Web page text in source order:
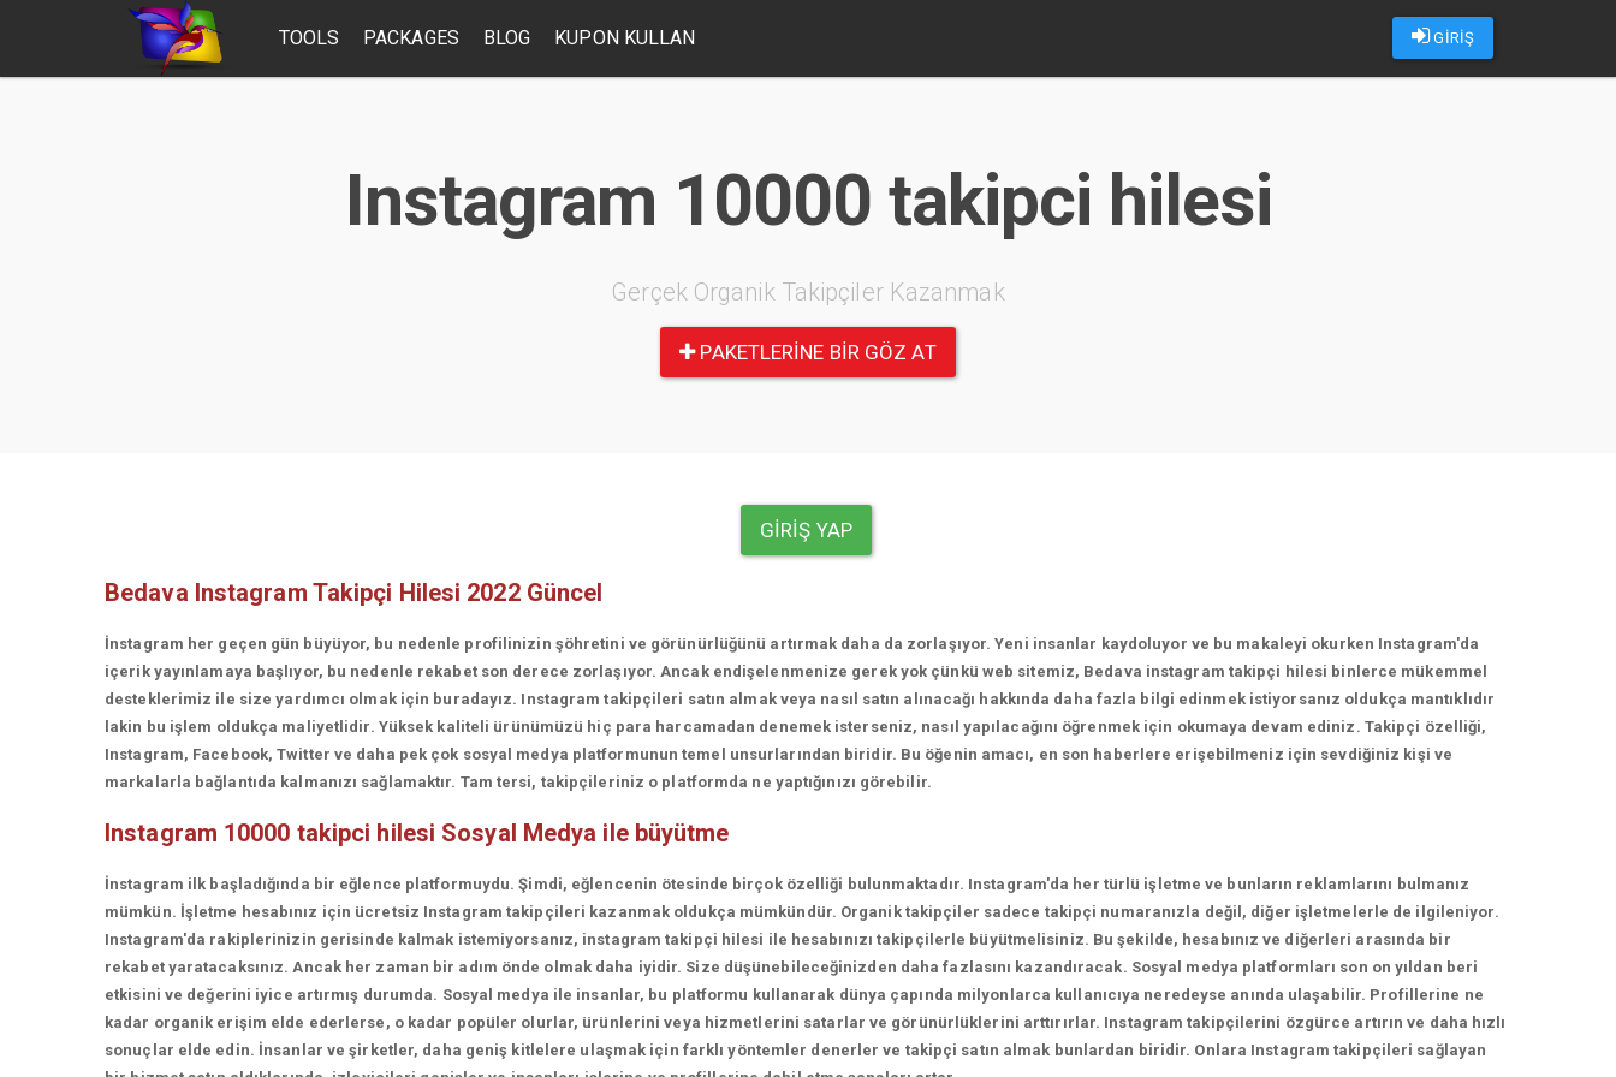
GİRİŞ
TOOLS PACKAGES BLOG KUPON KULLAN
Instagram 10000 takipci hilesi
Gerçek Organik Takipçiler Kazanmak
PAKETLERINE BIR GÖZ AT
GIRIŞ YAP
Bedava Instagram Takipçi Hilesi 2022 Güncel
İnstagram her geçen gün büyüyor, bu nedenle profilinizin şöhretini ve görünürlüğünü artırmak daha da zorlaşıyor. Yeni insanlar kaydoluyor ve bu makaleyi okurken Instagram'da
içerik yayınlamaya başlıyor, bu nedenle rekabet son derece zorlaşıyor. Ancak endişelenmenize gerek yok çünkü web sitemiz, Bedava instagram takipçi hilesi binlerce mükemmel
desteklerimiz ile size yardımcı olmak için buradayız. Instagram takipçileri satın almak veya nasıl satın alınacağı hakkında daha fazla bilgi edinmek istiyorsanız oldukça mantıklıdır
lakin bu işlem oldukça maliyetlidir. Yüksek kaliteli ürünümüzü hiç para harcamadan denemek isterseniz, nasıl yapılacağını öğrenmek için okumaya devam ediniz. Takipçi özelliği,
Instagram, Facebook, Twitter ve daha pek çok sosyal medya platformunun temel unsurlarından biridir. Bu öğenin amacı, en son haberlere erişebilmeniz için sevdiğiniz kişi ve
markalarla bağlantıda kalmanızı sağlamaktır. Tam tersi, takipçileriniz o platformda ne yaptığınızı görebilir.
Instagram 10000 takipci hilesi Sosyal Medya ile büyütme
İnstagram ilk başladığında bir eğlence platformuydu. Şimdi, eğlencenin ötesinde birçok özelliği bulunmaktadır. Instagram'da her türlü işletme ve bunların reklamlarını bulmanız
mümkün. İşletme hesabınız için ücretsiz Instagram takipçileri kazanmak oldukça mümkündür. Organik takipçiler sadece takipçi numaranızla değil, diğer işletmelerle de ilgileniyor.
Instagram'da rakiplerinizin gerisinde kalmak istemiyorsanız, instagram takipçi hilesi ile hesabınızı takipçilerle büyütmelisiniz. Bu şekilde, hesabınız ve diğerleri arasında bir
rekabet yaratacaksınız. Ancak her zaman bir adım önde olmak daha iyidir. Size düşünebileceğinizden daha fazlasını kazandıracak. Sosyal medya platformları son on yıldan beri
etkisini ve değerini iyice artırmış durumda. Sosyal medya ile insanlar, bu platformu kullanarak dünya çapında milyonlarca kullanıcıya neredeyse anında ulaşabilir. Profillerine ne
kadar organik erişim elde ederlerse, o kadar popüler olurlar, ürünlerini veya hizmetlerini satarlar ve görünürlüklerini arttırırlar. Instagram takipçilerini özgürce artırın ve daha hızlı
sonuçlar elde edin. İnsanlar ve şirketler, daha geniş kitlelere ulaşmak için farklı yöntemler denerler ve takipçi satın almak bunlardan biridir. Onlara Instagram takipçileri sağlayan